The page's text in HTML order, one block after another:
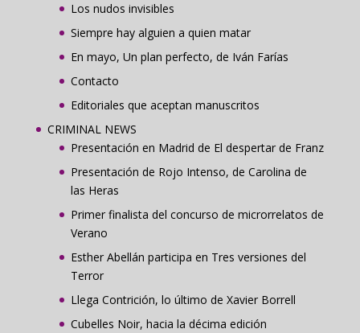
Los nudos invisibles
Siempre hay alguien a quien matar
En mayo, Un plan perfecto, de Iván Farías
Contacto
Editoriales que aceptan manuscritos
CRIMINAL NEWS
Presentación en Madrid de El despertar de Franz
Presentación de Rojo Intenso, de Carolina de
las Heras
Primer finalista del concurso de microrrelatos de
Verano
Esther Abellán participa en Tres versiones del
Terror
Llega Contrición, lo último de Xavier Borrell
Cubelles Noir, hacia la décima edición